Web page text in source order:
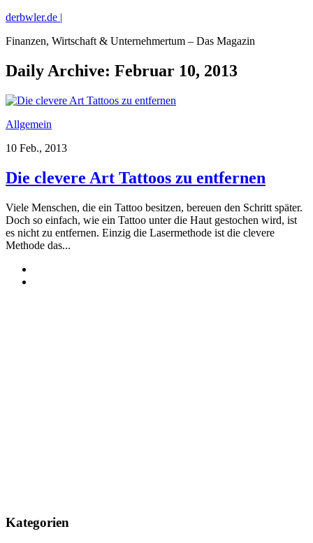
derbwler.de |
Finanzen, Wirtschaft & Unternehmertum – Das Magazin
Daily Archive: Februar 10, 2013
Allgemein
10 Feb., 2013
Die clevere Art Tattoos zu entfernen
Viele Menschen, die ein Tattoo besitzen, bereuen den Schritt später.
Doch so einfach, wie ein Tattoo unter die Haut gestochen wird, ist
es nicht zu entfernen. Einzig die Lasermethode ist die clevere
Methode das...
Kategorien